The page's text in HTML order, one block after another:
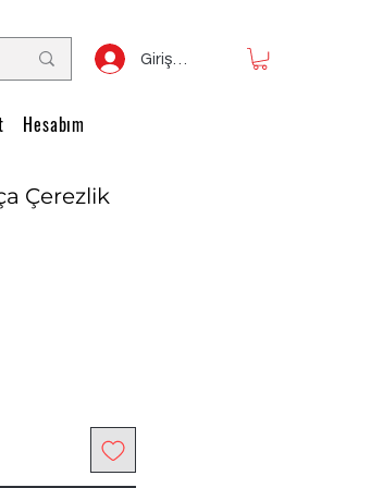
Giriş Yap
Hesabım
Çerezlik